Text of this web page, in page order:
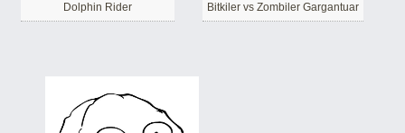
Dolphin Rider Bitkiler vs Zombiler Gargantuar